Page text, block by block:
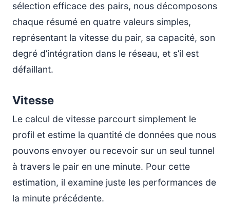
sélection efficace des pairs, nous décomposons
chaque résumé en quatre valeurs simples,
représentant la vitesse du pair, sa capacité, son
degré d’intégration dans le réseau, et s’il est
défaillant.
Vitesse
Le calcul de vitesse parcourt simplement le
profil et estime la quantité de données que nous
pouvons envoyer ou recevoir sur un seul tunnel
à travers le pair en une minute. Pour cette
estimation, il examine juste les performances de
la minute précédente.